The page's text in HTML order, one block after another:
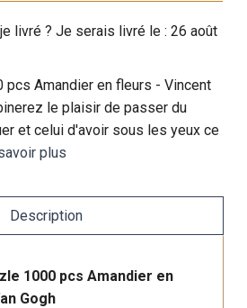
livré ? Je serais livré le :26 août
Amandier en fleurs - Vincent
le plaisir de passer du
et celui d'avoir sous les yeux ce
plus
Description
1000 pcs Amandier en
Gogh